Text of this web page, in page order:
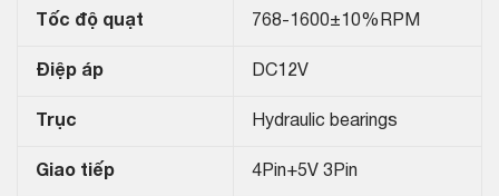
Tốc độ quạt 768-1600±10%RPM
Điệp áp DC12V
Trục Hydraulic bearings
Giao tiếp 4Pin+5V 3Pin